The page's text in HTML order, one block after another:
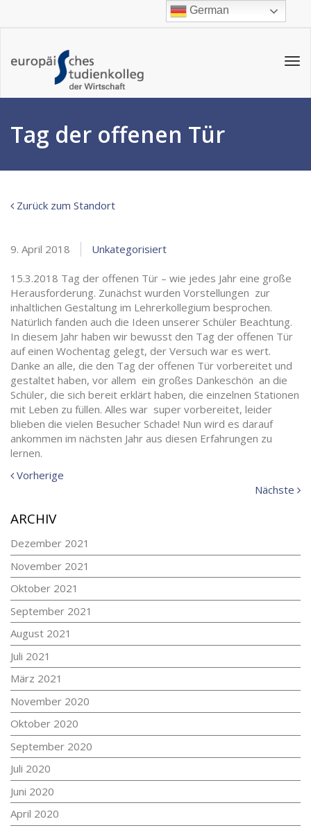
Tag der offenen Tür
Zurück zum Standort
9. April 2018 Unkategorisiert
15.3.2018 Tag der offenen Tür – wie jedes Jahr eine große
Herausforderung. Zunächst wurden Vorstellungen zur
inhaltlichen Gestaltung im Lehrerkollegium besprochen.
Natürlich fanden auch die Ideen unserer Schüler Beachtung.
In diesem Jahr haben wir bewusst den Tag der offenen Tür
auf einen Wochentag gelegt, der Versuch war es wert.
Danke an alle, die den Tag der offenen Tür vorbereitet und
gestaltet haben, vor allem ein großes Dankeschön an die
Schüler, die sich bereit erklärt haben, die einzelnen Stationen
mit Leben zu füllen. Alles war super vorbereitet, leider
blieben die vielen Besucher Schade! Nun wird es darauf
ankommen im nächsten Jahr aus diesen Erfahrungen zu
lernen.
Vorherige
Nächste
ARCHIV
Dezember 2021
November 2021
Oktober 2021
September 2021
August 2021
Juli 2021
März 2021
November 2020
Oktober 2020
September 2020
Juli 2020
Juni 2020
April 2020
German